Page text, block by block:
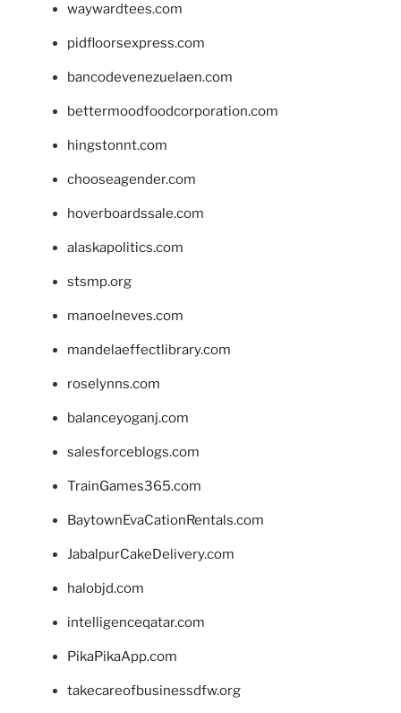
waywardtees.com
pidfloorsexpress.com
bancodevenezuelaen.com
bettermoodfoodcorporation.com
hingstonnt.com
chooseagender.com
hoverboardssale.com
alaskapolitics.com
stsmp.org
manoelneves.com
mandelaeffectlibrary.com
roselynns.com
balanceyoganj.com
salesforceblogs.com
TrainGames365.com
BaytownEvaCationRentals.com
JabalpurCakeDelivery.com
halobjd.com
intelligenceqatar.com
PikaPikaApp.com
takecareofbusinessdfw.org